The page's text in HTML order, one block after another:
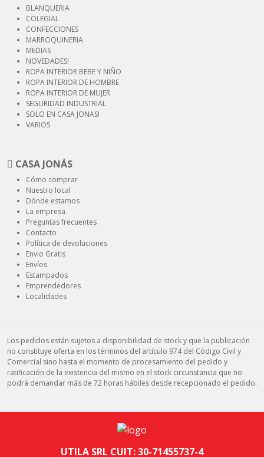
BLANQUERIA
COLEGIAL
CONFECCIONES
MARROQUINERIA
MEDIAS
NOVEDADES!
ROPA INTERIOR BEBE Y NIÑO
ROPA INTERIOR DE HOMBRE
ROPA INTERIOR DE MUJER
SEGURIDAD INDUSTRIAL
SOLO EN CASA JONAS!
VARIOS
CASA JONÁS
Cómo comprar
Nuestro local
Dónde estamos
La empresa
Preguntas frecuentes
Contacto
Política de devoluciones
Envio Gratis
Envíos
Estampados
Emprendedores
Localidades
Los pedidos están sujetos a disponibilidad de stock y que la publicación
no constituye oferta en los términos del artículo 974 del Código Civil y
Comercial sino hasta el momento de procesamiento del pedido y
ratificación de la existencia del mismo en el stock circunstancia que no
podrá demandar más de 72 horas hábiles desde recepcionado el pedido.
UTILA SRL CUIT: 30-71455737-4